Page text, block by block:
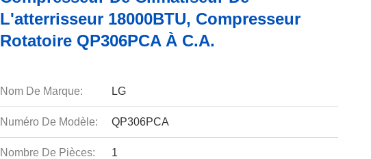
L'atterrisseur 18000BTU, Compresseur
Rotatoire QP306PCA À C.A.
Nom De Marque: LG
Numéro De Modèle: QP306PCA
Nombre De Pièces: 1